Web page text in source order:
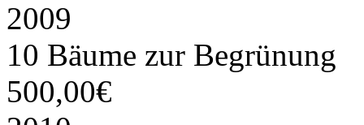
2009
10 Bäume zur Begrünung
500,00€